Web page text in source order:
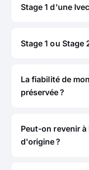
Stage 1 d'une
Stage 1 ou Stage
La fiabilité de
préservée ?
Peut-on revenir
d'origine ?